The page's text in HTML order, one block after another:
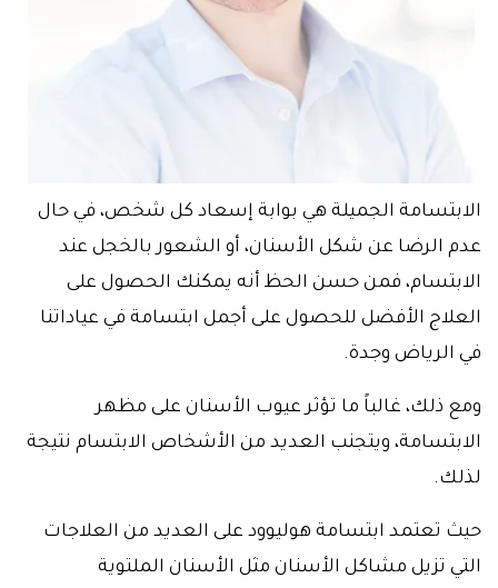
الابتسامة الجميلة هي بوابة إسعاد كل شخص، في حال
عدم الرضا عن شكل الأسنان، أو الشعور بالخجل عند
الابتسام، فمن حسن الحظ أنه يمكنك الحصول على
العلاج الأفضل للحصول على أجمل ابتسامة في عياداتنا
في الرياض وجدة.
ومع ذلك، غالباً ما تؤثر عيوب الأسنان على مظهر
الابتسامة، ويتجنب العديد من الأشخاص الابتسام نتيجة
لذلك.
حيث تعتمد ابتسامة هوليوود على العديد من العلاجات
التي تزيل مشاكل الأسنان مثل الأسنان الملتوية